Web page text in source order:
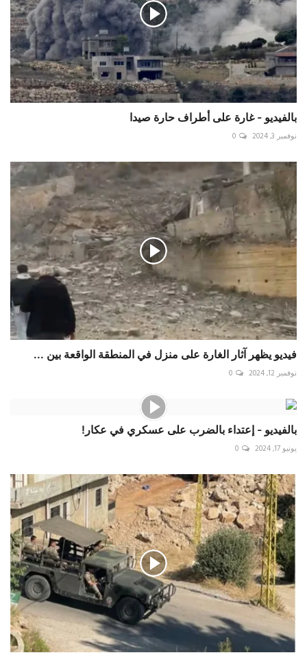
بالفيديو - غارة على أطراف حارة صيدا
نوفمبر 3, 2024 0
فيديو يظهر آثار الغارة على منزل في المنطقة الواقعة بين ...
نوفمبر 12, 2024 0
بالفيديو - إعتداء بالضرب على عسكري في عكار!
يونيو 17, 2024 0